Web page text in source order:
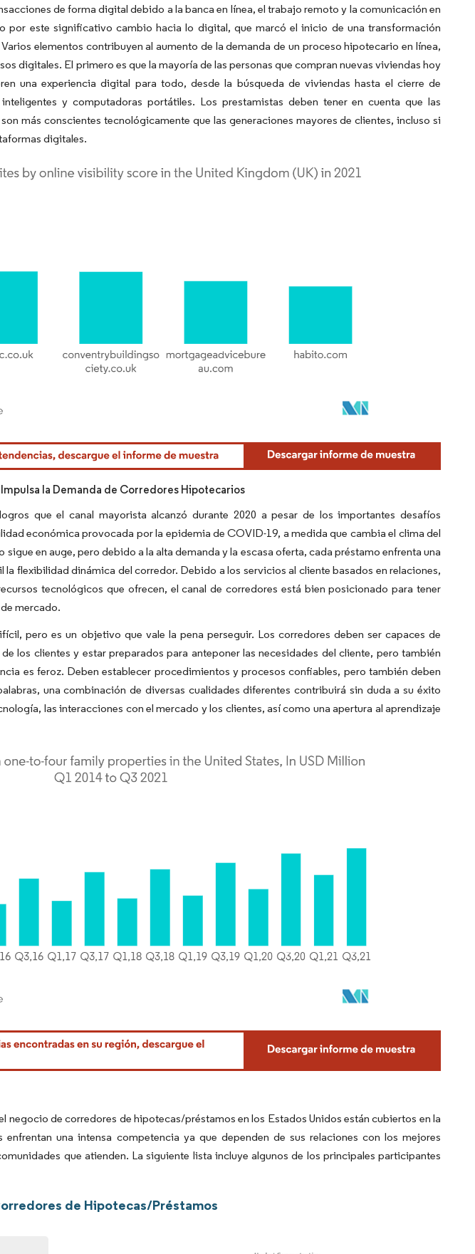
de forma digital debido a la banca en línea, el trabajo remoto y la comunicación en
por este significativo cambio hacia lo digital, que marcó el inicio de una transformación
elementos contribuyen al aumento de la demanda de un proceso hipotecario en línea,
digitales. El primero es que la mayoría de las personas que compran nuevas viviendas hoy
una experiencia digital para todo, desde la búsqueda de viviendas hasta el cierre de
y computadoras portátiles. Los prestamistas deben tener en cuenta que las
más conscientes tecnológicamente que las generaciones mayores de clientes, incluso si
digitales.
CC BY 4.0.
la Demanda de Corredores Hipotecarios
que el canal mayorista alcanzó durante 2020 a pesar de los importantes desafíos
económica provocada por la epidemia de COVID-19, a medida que cambia el clima del
en auge, pero debido a la alta demanda y la escasa oferta, cada préstamo enfrenta una
flexibilidad dinámica del corredor. Debido a los servicios al cliente basados en relaciones,
tecnológicos que ofrecen, el canal de corredores está bien posicionado para tener
mercado.
pero es un objetivo que vale la pena perseguir. Los corredores deben ser capaces de
los clientes y estar preparados para anteponer las necesidades del cliente, pero también
es feroz. Deben establecer procedimientos y procesos confiables, pero también deben
una combinación de diversas cualidades diferentes contribuirá sin duda a su éxito
las interacciones con el mercado y los clientes, así como una apertura al aprendizaje
CC BY 4.0.
negocio de corredores de hipotecas/préstamos en los Estados Unidos están cubiertos en la
una intensa competencia ya que dependen de sus relaciones con los mejores
que atienden. La siguiente lista incluye algunos de los principales participantes
de Hipotecas/Préstamos